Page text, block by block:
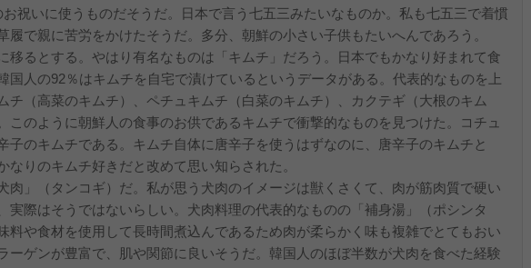
祝いに使うものだそうだ。日本で言う七五三みたいなものか。私も七五三で着慣
履で親に苦労をかけたそうだ。多分、朝鮮の小さい子供もたいへんであろう。
移るとする。やはり有名なものは「キムチ」だろう。日本でもかなり好まれて食
国人の92％はキムチを自宅で漬けているというデータがある。代表的なものを上
チ（高菜のキムチ）、ペチュキムチ（白菜のキムチ）、カクテギ（大根のキム
このように朝鮮人の食事のお供であるキムチで衝撃的なものを見つけた。コチュ
子のキムチである。キムチ自体に唐辛子を使うはずなのに、唐辛子のキムチと
りのキムチ好きだと改めて思い知らされた。
肉」（タンコギ）だ。私が思う犬肉のイメージは獣くさくて、肉が筋肉質で硬い
実際はそうではないらしい。犬肉料理の代表的なものの「補身湯」（ポシンタ
料や食材を使用して長時間煮込んであるため肉が柔らかく味も複雑でとてもおい
ーゲンが豊富で、肌や関節に良いそうだ。韓国人のほぼ半数が犬肉を食べた経験